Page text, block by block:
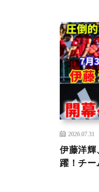
2026.07.31
伊藤洋輝
躍！チー